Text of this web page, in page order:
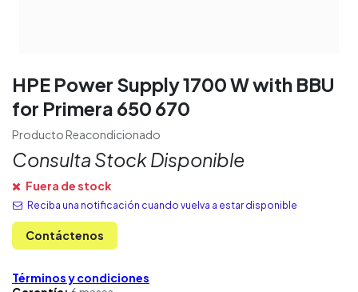
HPE Power Supply 1700 W with BBU
for Primera 650 670
Producto Reacondicionado
Consulta Stock Disponible
Fuera de stock
Reciba una notificación cuando vuelva a estar disponible
Contáctenos
Términos y condiciones